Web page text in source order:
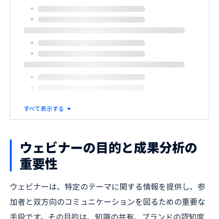
すべて表示する
ウェビナーの目的と成果分析の
重要性
ウェビナーは、特定のテーマに関する情報を提供し、参
加者と双方向のコミュニケーションを図るための重要な